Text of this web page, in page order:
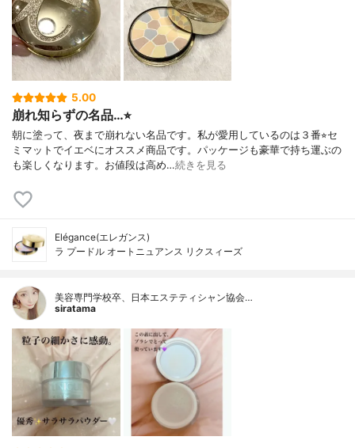
5.00
崩れ知らずの名品…⭐︎
朝に塗って、夜まで崩れない名品です。私が愛用しているのは３番⭐︎セ
ミマットでイエベにオススメ商品です。パッケージも豪華で持ち運ぶの
も楽しくなります。お値段は高め…続きを見る
Elégance(エレガンス)
ラ プードル オートニュアンス リクスィーズ
美容専門学校卒、日本エステティシャン協会…
siratama